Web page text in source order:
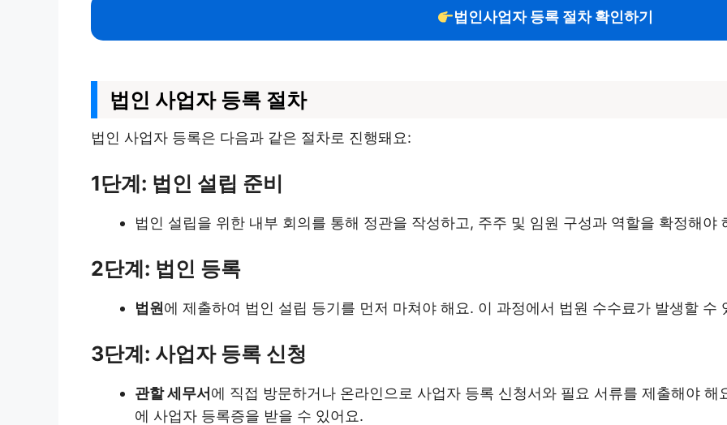
법인사업자 등록 절차 확인하기
법인 사업자 등록 절차
법인 사업자 등록은 다음과 같은 절차로 진행돼요:
1단계: 법인 설립 준비
법인 설립을 위한 내부 회의를 통해 정관을 작성하고, 주주 및 임원 구성과 역할을 확정해야
2단계: 법인 등록
법원에 제출하여 법인 설립 등기를 먼저 마쳐야 해요. 이 과정에서 법원 수수료가 발생할 수
3단계: 사업자 등록 신청
관할 세무서에 직접 방문하거나 온라인으로 사업자 등록 신청서와 필요 서류를 제출해야
에 사업자 등록증을 받을 수 있어요.